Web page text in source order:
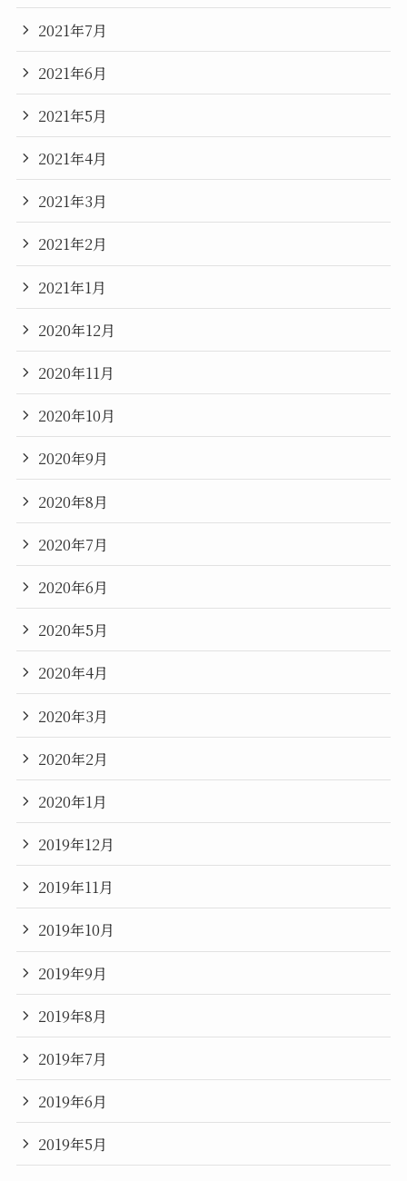
2021年7月
2021年6月
2021年5月
2021年4月
2021年3月
2021年2月
2021年1月
2020年12月
2020年11月
2020年10月
2020年9月
2020年8月
2020年7月
2020年6月
2020年5月
2020年4月
2020年3月
2020年2月
2020年1月
2019年12月
2019年11月
2019年10月
2019年9月
2019年8月
2019年7月
2019年6月
2019年5月